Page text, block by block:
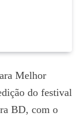
Melhor
do festival
BD, com o